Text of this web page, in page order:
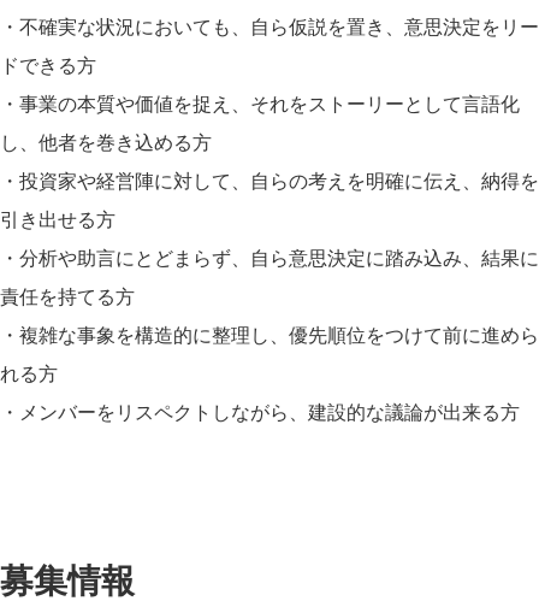
・不確実な状況においても、自ら仮説を置き、意思決定をリー
ドできる方
・事業の本質や価値を捉え、それをストーリーとして言語化
し、他者を巻き込める方
・投資家や経営陣に対して、自らの考えを明確に伝え、納得を
引き出せる方
・分析や助言にとどまらず、自ら意思決定に踏み込み、結果に
責任を持てる方
・複雑な事象を構造的に整理し、優先順位をつけて前に進めら
れる方
・メンバーをリスペクトしながら、建設的な議論が出来る方
募集情報